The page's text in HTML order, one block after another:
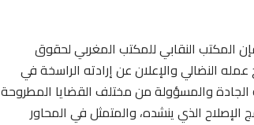
المكتب النقابي للمكتب المغربي لحقوق
النضالي والإعلان عن إرادته الراسخة في
الجادة والمسؤولة من مختلف القضايا المطروحة
الذي ينشده، والمتمثل في المحاور